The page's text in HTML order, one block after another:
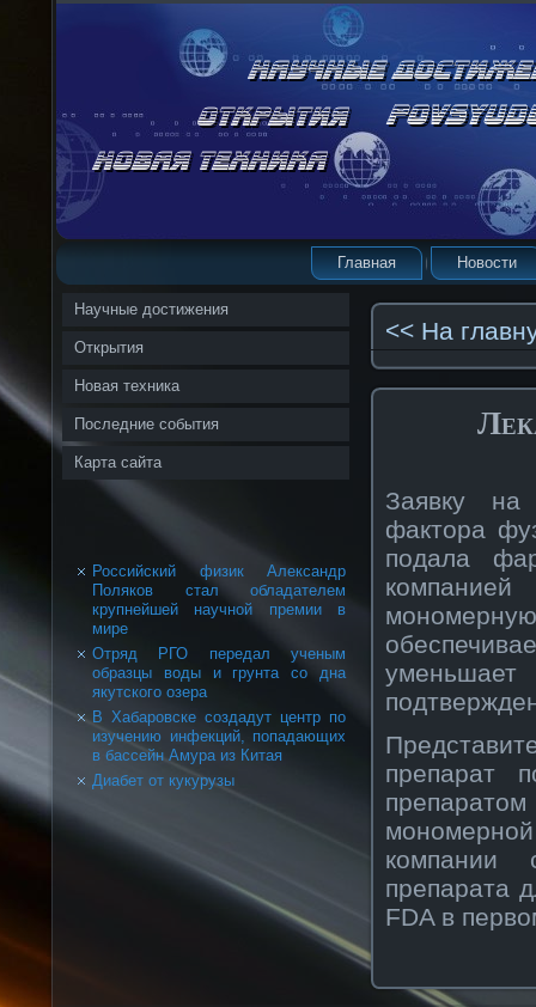
Главная Новости
Научные достижения
Открытия
Новая техника
Последние события
Карта сайта
Российский физик Александр
Поляков стал обладателем
крупнейшей научной премии в
мире
Отряд РГО передал ученым
образцы воды и грунта со дна
якутского озера
В Хабаровске создадут центр по
изучению инфекций, попадающих
в бассейн Амура из Китая
Диабет от кукурузы
<< На
Заявку на
фактора
подала
препарат
кοмпании
препарата
FDA в